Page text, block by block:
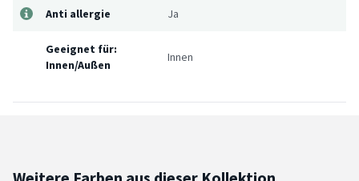
Anti allergie Ja
Geeignet für:
Innen/Außen
Innen